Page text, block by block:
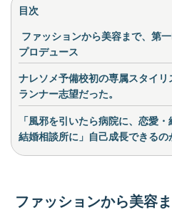
目次
ファッションから美容まで、第
プロデュース
ナレソメ予備校初の専属スタイ
ランナー志望だった。
「風邪を引いたら病院に、恋愛
結婚相談所に」自己成長できるの
ファッションから美容